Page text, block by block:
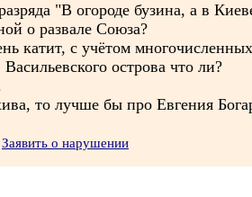
"В огороде бузина, а в
о развале Союза?
катит, с учётом
острова что ли?
то лучше бы про Евгения
Заявить о нарушении